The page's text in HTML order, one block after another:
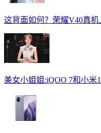
这背面如何？荣耀V40真机
美女小姐姐:iQOO 7和小米